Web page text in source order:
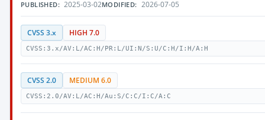
PUBLISHED: 2025-03-02MODIFIED: 2026-07-05
CVSS 3.x HIGH 7.0
CVSS:3.x/AV:L/AC:H/PR:L/UI:N/S:U/C:H/I:H/A:H
CVSS 2.0 MEDIUM 6.0
CVSS:2.0/AV:L/AC:H/Au:S/C:C/I:C/A:C